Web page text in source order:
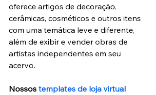
oferece artigos de decoração,
cerâmicas, cosméticos e outros itens
com uma temática leve e diferente,
além de exibir e vender obras de
artistas independentes em seu
acervo.
Nossos templates de loja virtual